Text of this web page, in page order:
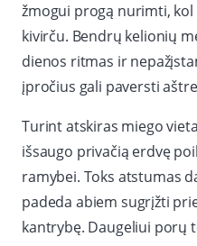
žmogui progą nurimti,
kivirču. Bendrų kelionių
dienos ritmas ir
įpročius gali paversti
Turint atskiras miego
išsaugo privačią erdvę
ramybei. Toks atstumas
padeda abiem sugrįžti
kantrybę. Daugeliui porų